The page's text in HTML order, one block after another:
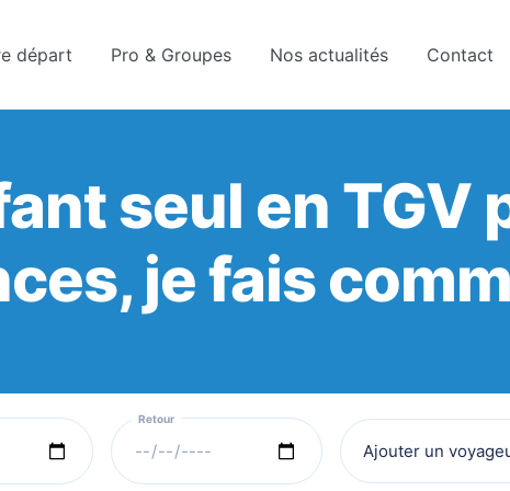
départ Pro & Groupes Nos actualités Contact
seul en TGV
je fais
Ajouter un